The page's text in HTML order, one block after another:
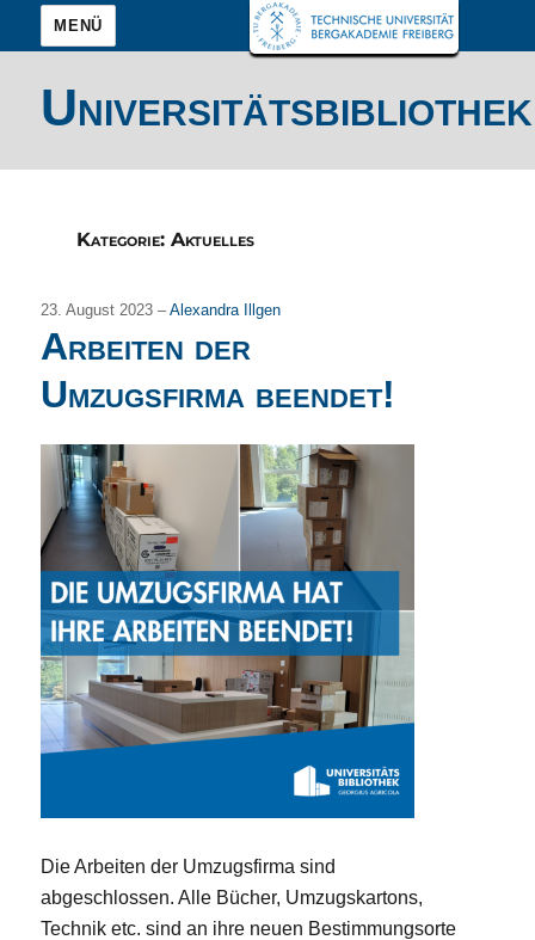
MENÜ
Universitätsbibliothek
Kategorie: Aktuelles
23. August 2023 –Alexandra Illgen
Arbeiten der
Umzugsfirma beendet!
Die Arbeiten der Umzugsfirma sind
abgeschlossen. Alle Bücher, Umzugskartons,
Technik etc. sind an ihre neuen Bestimmungsorte